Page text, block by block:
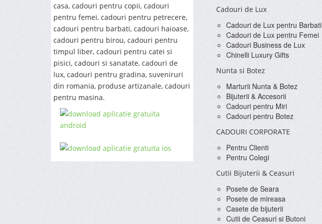
casa, cadouri pentru copii, cadouri
pentru femei, cadouri pentru petrecere,
cadouri pentru barbati, cadouri haioase,
cadouri pentru birou, cadouri pentru
timpul liber, cadouri pentru catei si
pisici, cadouri si sanatate, cadouri de
lux, cadouri pentru gradina, suveniruri
din romania, produse artizanale, cadouri
pentru masina.
Cadouri de Lux
Cadouri de Lux pentru Barbati
Cadouri de Lux pentru Femei
Cadouri Business de Lux
Chinelli Luxury Gifts
Nunta si Botez
Marturii Nunta & Botez
Bijuterii & Accesorii
Cadouri pentru Miri
Cadouri pentru Botez
CADOURI CORPORATE
Pentru Clienti
Pentru Colegi
Cutii Bijuterii & Ceasuri
Posete de Seara
Posete de mireasa
Casete de bijuterii
Cutii de Ceasuri si Butoni